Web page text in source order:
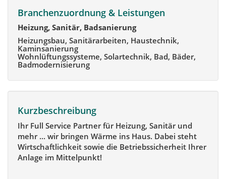
Branchenzuordnung & Leistungen
Heizung, Sanitär, Badsanierung
Heizungsbau, Sanitärarbeiten, Haustechnik,
Kaminsanierung
Wohnlüftungssysteme, Solartechnik, Bad, Bäder,
Badmodernisierung
Kurzbeschreibung
Ihr Full Service Partner für Heizung, Sanitär und
mehr ... wir bringen Wärme ins Haus. Dabei steht
Wirtschaftlichkeit sowie die Betriebssicherheit Ihrer
Anlage im Mittelpunkt!